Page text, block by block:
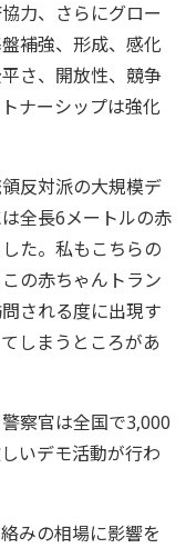
力、さらにグロー
補強、形成、感化
さ、開放性、競争
ナーシップは強化
反対派の大規模デ
全長6メートルの赤
た。私もこちらの
の赤ちゃんトラン
される度に出現す
しまうところがあ
察官は全国で3,000
いデモ活動が行わ
みの相場に影響を